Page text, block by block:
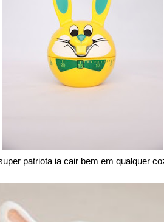
patriota ia cair bem em qualquer